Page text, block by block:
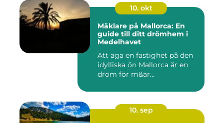
10. okt
Mäklare på Mallorca: En
guide till ditt drömhem i
Medelhavet
Att äga en fastighet på den
idylliska ön Mallorca är en
dröm för m&ar...
10. sep